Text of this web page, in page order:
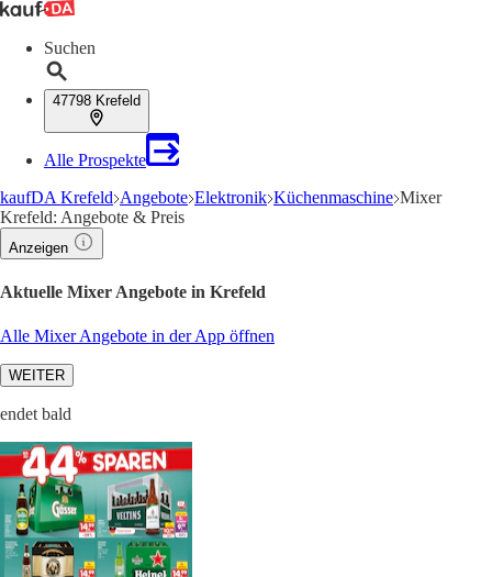
Suchen
47798 Krefeld
Alle Prospekte
kaufDA Krefeld Angebote Elektronik Küchenmaschine Mixer
Krefeld: Angebote & Preis
Anzeigen
Aktuelle Mixer Angebote in Krefeld
Alle Mixer Angebote in der App öffnen
WEITER
endet bald